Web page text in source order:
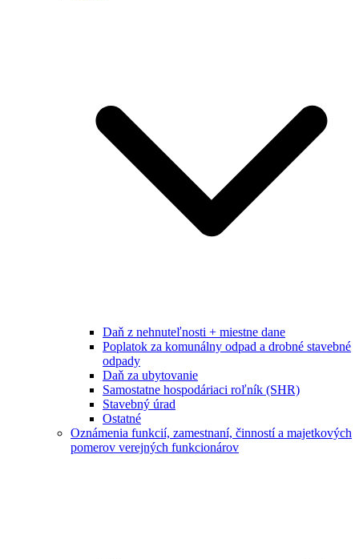
Daň z nehnuteľnosti + miestne dane
Poplatok za komunálny odpad a drobné stavebné
odpady
Daň za ubytovanie
Samostatne hospodáriaci roľník (SHR)
Stavebný úrad
Ostatné
Oznámenia funkcií, zamestnaní, činností a majetkových
pomerov verejných funkcionárov